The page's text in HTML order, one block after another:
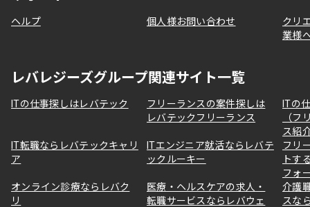
ヘルプ 個人様お問い合わせ
クリ
業様
レバレジーズグループ関連サイト一覧
ITの仕事探しはレバテック
フリーランスの案件探しは
レバテックフリーランス
ITの
（フ
ス紹
IT転職ならレバテックキャリ
ア
ITエンジニア就活ならレバテ
ックルーキー
フリ
トす
フォ
オンライン診療ならレバク
リ
医療・ヘルスケアの求人・
転職サービスならレバウェ
介護
スな